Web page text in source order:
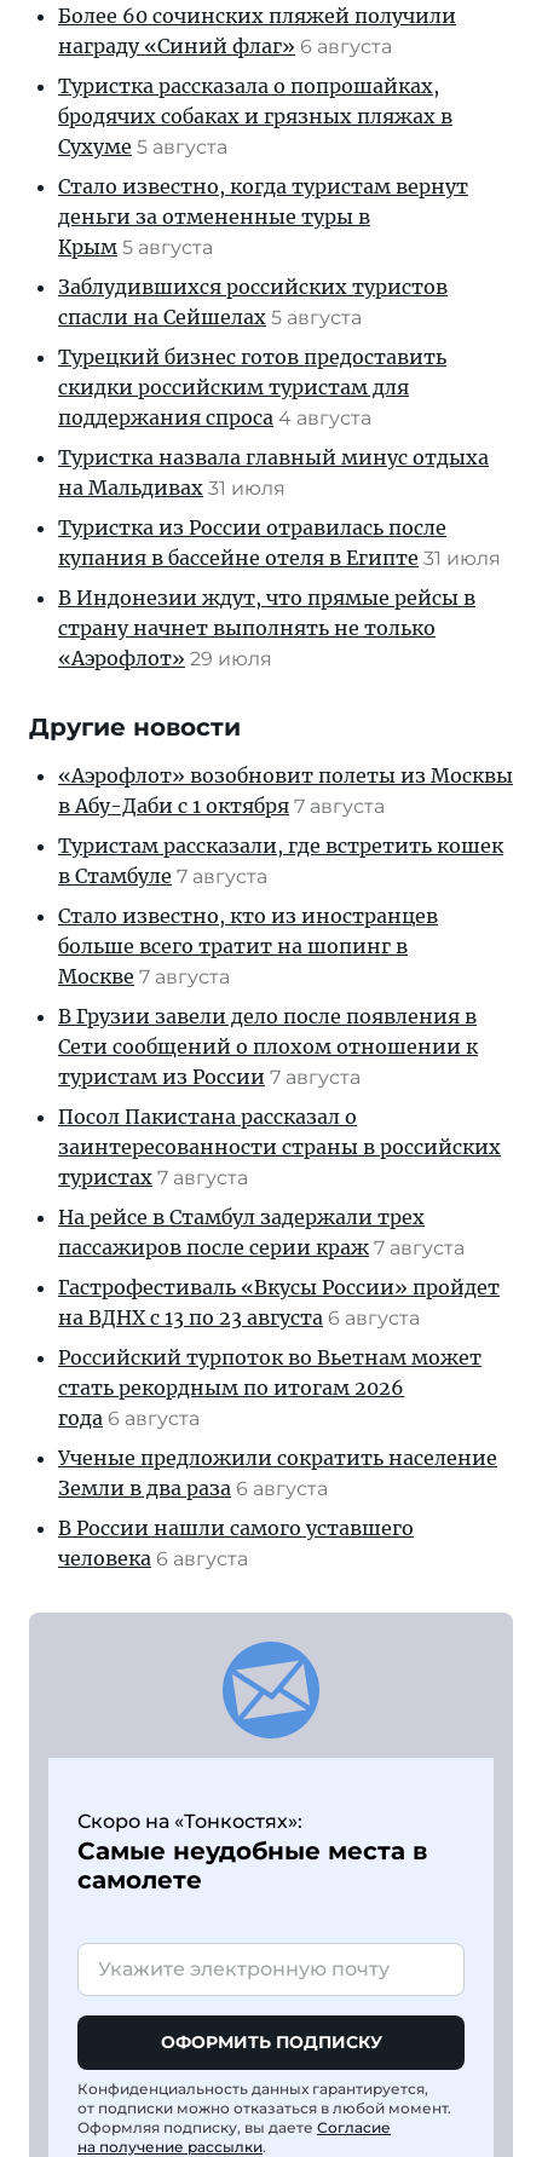
Более 60 сочинских пляжей получили
награду «Синий флаг» 6 августа
Туристка рассказала о попрошайках,
бродячих собаках и грязных пляжах в
Сухуме 5 августа
Стало известно, когда туристам вернут
деньги за отмененные туры в
Крым 5 августа
Заблудившихся российских туристов
спасли на Сейшелах 5 августа
Турецкий бизнес готов предоставить
скидки российским туристам для
поддержания спроса 4 августа
Туристка назвала главный минус отдыха
на Мальдивах 31 июля
Туристка из России отравилась после
купания в бассейне отеля в Египте 31 июля
В Индонезии ждут, что прямые рейсы в
страну начнет выполнять не только
«Аэрофлот» 29 июля
Другие новости
«Аэрофлот» возобновит полеты из Москвы
в Абу-Даби с 1 октября 7 августа
Туристам рассказали, где встретить кошек
в Стамбуле 7 августа
Стало известно, кто из иностранцев
больше всего тратит на шопинг в
Москве 7 августа
В Грузии завели дело после появления в
Сети сообщений о плохом отношении к
туристам из России 7 августа
Посол Пакистана рассказал о
заинтересованности страны в российских
туристах 7 августа
На рейсе в Стамбул задержали трех
пассажиров после серии краж 7 августа
Гастрофестиваль «Вкусы России» пройдет
на ВДНХ с 13 по 23 августа 6 августа
Российский турпоток во Вьетнам может
стать рекордным по итогам 2026
года 6 августа
Ученые предложили сократить население
Земли в два раза 6 августа
В России нашли самого уставшего
человека 6 августа
Скоро на «Тонкостях»:
Самые неудобные места в
самолете
ОФОРМИТЬ ПОДПИСКУ
Конфиденциальность данных гарантируется,
от подписки можно отказаться в любой момент.
Оформляя подписку, вы даете Согласие
на получение рассылки.